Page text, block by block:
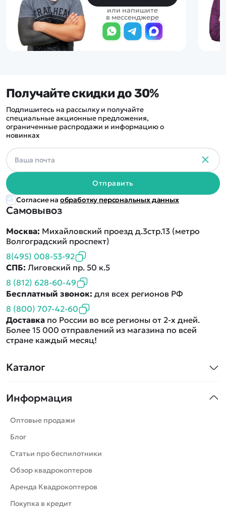
или напишите
в мессенджере
Каталог
Машинки
Танки
Вертолеты
Катера
Роботы
Самолеты
Сборные модели
Информация
Оптовые продажи
Блог
Статьи про беспилотники
Обзор квадрокоптеров
Аренда Квадрокоптеров
Покупка в кредит
Самовывоз
Москва: Михайловский проезд д.3стр.13 (метро
Волгоградский проспект)
8(495) 008-53-92
СПБ: Лиговский пр. 50 к.5
8 (812) 628-60-49
Бесплатный звонок: для всех регионов РФ
8 (800) 707-42-60
Доставка по России во все регионы от 2-х дней.
Более 15 000 отправлений из магазина по всей
стране каждый месяц!
Получайте скидки до 30%
Подпишитесь на рассылку и получайте
специальные акционные предложения,
ограниченные распродажи и информацию о
новинках
Отправить
Согласие на обработку персональных данных